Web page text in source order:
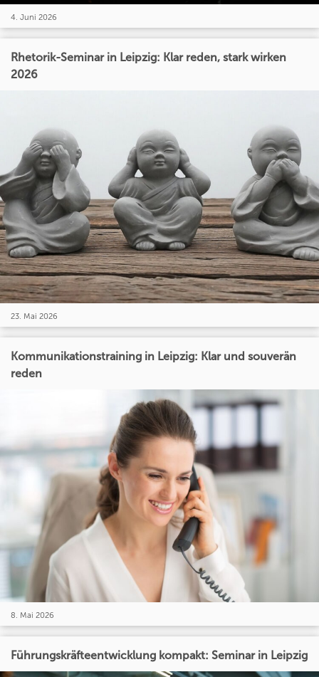
4. Juni 2026
Rhetorik-Seminar in Leipzig: Klar reden, stark wirken
2026
23. Mai 2026
Kommunikationstraining in Leipzig: Klar und souverän
reden
8. Mai 2026
Führungskräfteentwicklung kompakt: Seminar in Leipzig